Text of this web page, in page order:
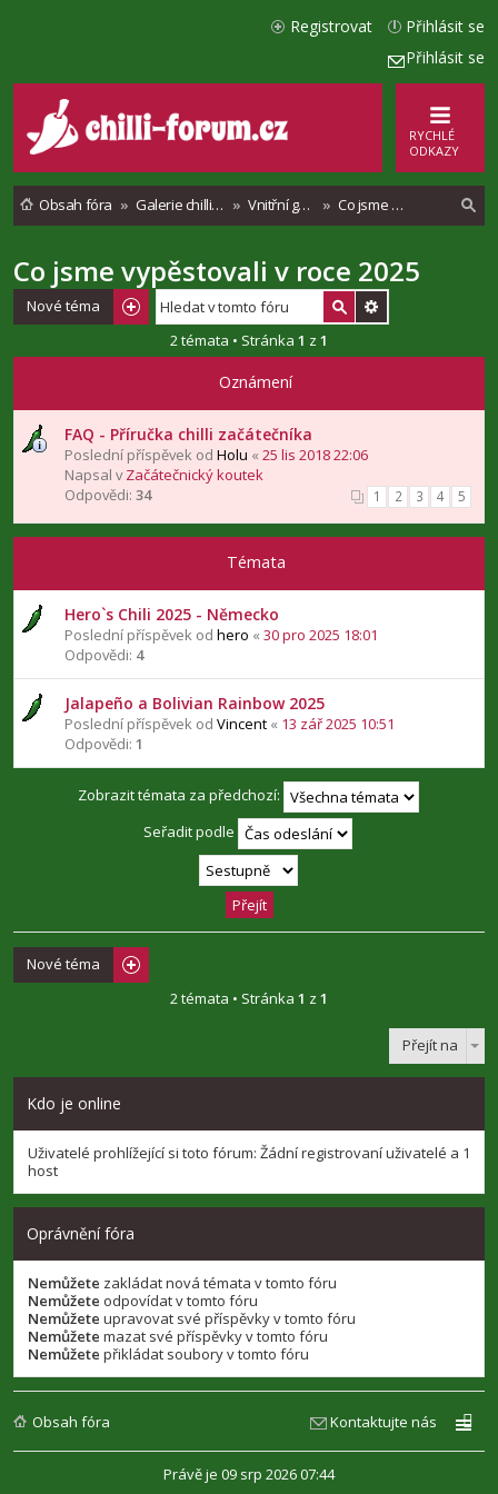
Přihlásit se
Přihlásit se
Registrovat
RYCHLÉ
ODKAZY
Obsah fóra Galerie chilli paprik Vnitřní galerie pěstování chilli Co jsme vypěstovali v roce 2025
a
Co jsme vypěstovali v roce 2025
Nové téma
2 témata • Stránka 1 z 1
Oznámení
FAQ - Příručka chilli začátečníka
Poslední příspěvek od Holu « 25 lis 2018 22:06
Napsal vZačátečnický koutek
Odpovědi: 34 1 2 3 4 5
Témata
Hero`s Chili 2025 - Německo
Poslední příspěvek od hero « 30 pro 2025 18:01
Odpovědi: 4
Jalapeño a Bolivian Rainbow 2025
Poslední příspěvek od Vincent « 13 zář 2025 10:51
Odpovědi: 1
Zobrazit témata za předchozí:
Seřadit podle
Nové téma
2 témata • Stránka 1 z 1
Přejít na
Kdo je online
Uživatelé prohlížející si toto fórum: Žádní registrovaní uživatelé a 1
host
Oprávnění fóra
Nemůžete zakládat nová témata v tomto fóru
Nemůžete odpovídat v tomto fóru
Nemůžete upravovat své příspěvky v tomto fóru
Nemůžete mazat své příspěvky v tomto fóru
Nemůžete přikládat soubory v tomto fóru
Obsah fóra Kontaktujte nás
Právě je 09 srp 2026 07:44